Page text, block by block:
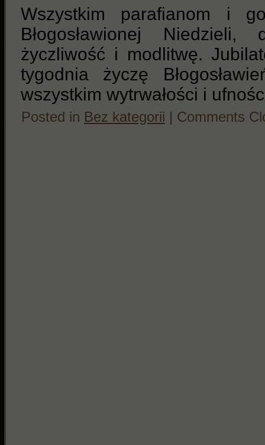
Wszystkim parafianom i
Błogosławionej
życzliwość i modlitwę.
tygodnia życzę
wszystkim wytrwałości i
Posted in Bez kategorii Comments